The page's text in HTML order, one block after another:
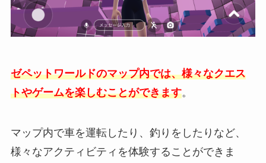
ゼペットワールドのマップ内では、様々なクエス
トやゲームを楽しむことができます。
マップ内で車を運転したり、釣りをしたりなど、
様々なアクティビティを体験することができま